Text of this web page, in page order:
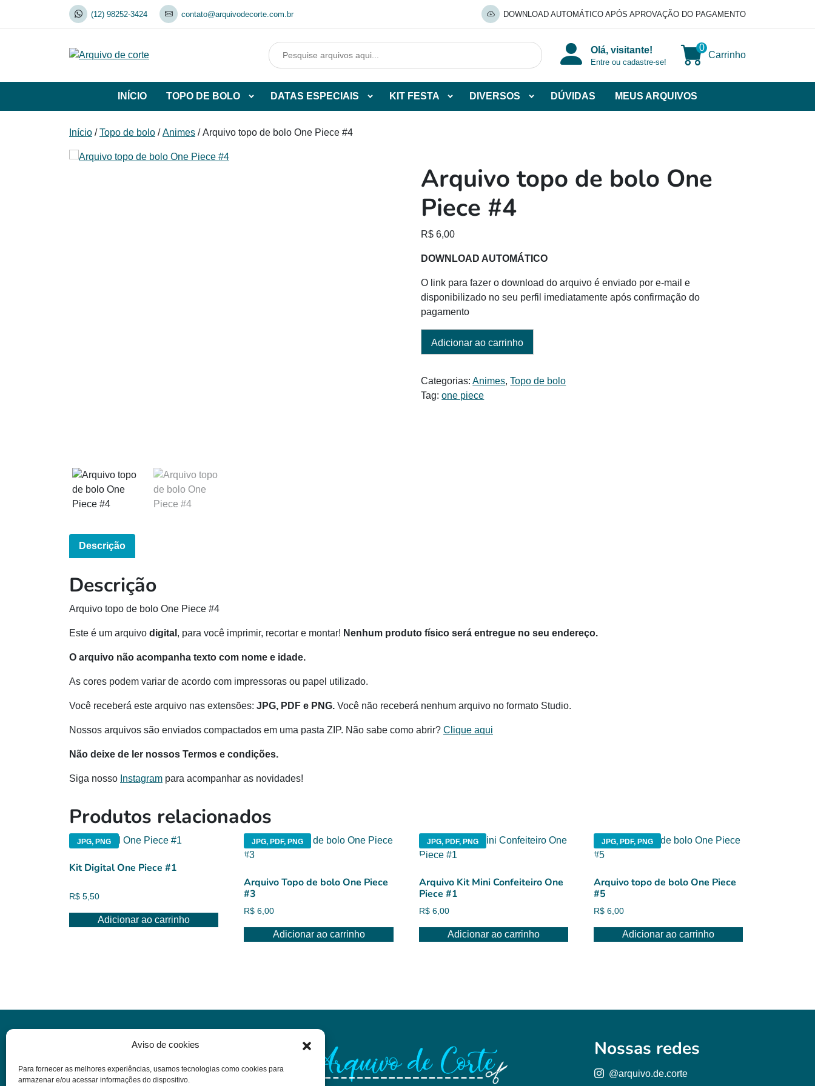
Aviso de cookies
Para fornecer as melhores experiências, usamos tecnologias como cookies para
armazenar e/ou acessar informações do dispositivo.
(12) 98252-3424 contato@arquivodecorte.com.br DOWNLOAD AUTOMÁTICO APÓS APROVAÇÃO DO PAGAMENTO
Olá, visitante!
Entre ou cadastre-se!
0
Carrinho
INÍCIO TOPO DE BOLO
de
DATAS ESPECIAIS KIT FESTA DIVERSOS DÚVIDAS MEUS ARQUIVOS
Início /Topo de bolo /Animes / Arquivo topo de bolo One Piece #4
Arquivo topo de bolo One
Piece #4
R$ 6,00
DOWNLOAD AUTOMÁTICO
O link para fazer o download do arquivo é enviado por e-mail e
disponibilizado no seu perfil imediatamente após confirmação do
pagamento
Adicionar ao carrinho
Categorias:Animes,Topo de bolo
Tag:one piece
Descrição
Descrição
Arquivo topo de bolo One Piece #4
Este é um arquivo digital , para você imprimir, recortar e montar! Nenhum produto físico será entregue no seu endereço.
O arquivo não acompanha texto com nome e idade.
As cores podem variar de acordo com impressoras ou papel utilizado.
Você receberá este arquivo nas extensões: JPG, PDF e PNG. Você não receberá nenhum arquivo no formato Studio.
Nossos arquivos são enviados compactados em uma pasta ZIP. Não sabe como abrir? Clique aqui
Não deixe de ler nossos Termos e condições.
Siga nosso Instagram para acompanhar as novidades!
Produtos relacionados
JPG, PNG
Kit Digital One Piece #1
R$ 5,50
Adicionar ao carrinho
JPG, PDF, PNG
Arquivo Topo de bolo One Piece
#3
R$ 6,00
Adicionar ao carrinho
JPG, PDF, PNG
Arquivo Kit Mini Confeiteiro One
Piece #1
R$6,00
Adicionar ao carrinho
JPG, PDF, PNG
Arquivo topo de bolo One Piece
#5
R$ 6,00
Adicionar ao carrinho
Informações
Dúvidas
Nossas redes
@arquivo.de.corte